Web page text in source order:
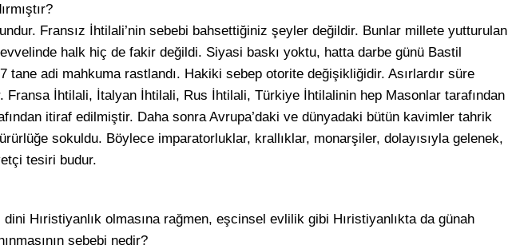
Fransız İhtilali’nin sebebi bahsettiğiniz şeyler değildir. Bunlar millete yutturulan
halk hiç de fakir değildi. Siyasi baskı yoktu, hatta darbe günü Bastil
7 tane adi mahkuma rastlandı. Hakiki sebep otorite değişikliğidir. Asırlardır süre
Fransa İhtilali, İtalyan İhtilali, Rus İhtilali, Türkiye İhtilalinin hep Masonlar tarafından
itiraf edilmiştir. Daha sonra Avrupa’daki ve dünyadaki bütün kavimler tahrik
sokuldu. Böylece imparatorluklar, krallıklar, monarşiler, dolayısıyla gelenek,
tesiri budur.
Hıristiyanlık olmasına rağmen, eşcinsel evlilik gibi Hıristiyanlıkta da günah
sebebi nedir?